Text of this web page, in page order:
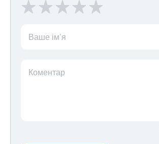
Ваше ім’я
Коментар